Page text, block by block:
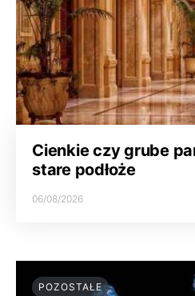
Cienkie czy grube
stare podłoże
06/08/2026
POZOSTAŁE